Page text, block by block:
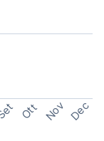
Ott Nov Dec